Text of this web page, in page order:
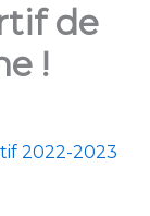
de
!
2022-2023